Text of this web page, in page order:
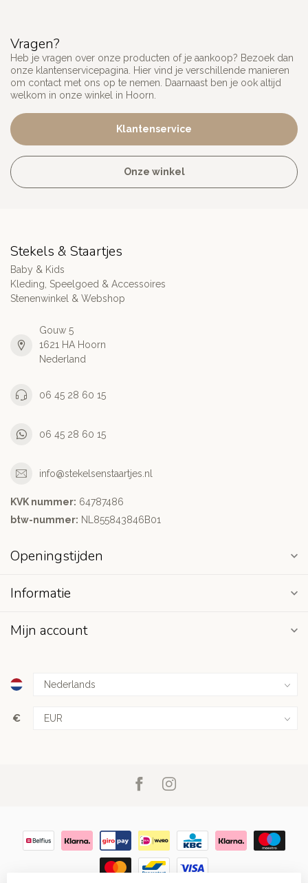
Vragen?
Heb je vragen over onze producten of je aankoop? Bezoek dan
onze klantenservicepagina. Hier vind je verschillende manieren
om contact met ons op te nemen. Daarnaast ben je ook altijd
welkom in onze winkel in Hoorn.
Klantenservice
Onze winkel
Stekels & Staartjes
Baby & Kids
Kleding, Speelgoed & Accessoires
Stenenwinkel & Webshop
Gouw 5
1621 HA Hoorn
Nederland
06 45 28 60 15
06 45 28 60 15
info@stekelsenstaartjes.nl
KVK nummer: 64787486
btw-nummer: NL855843846B01
Openingstijden
Informatie
Mijn account
€